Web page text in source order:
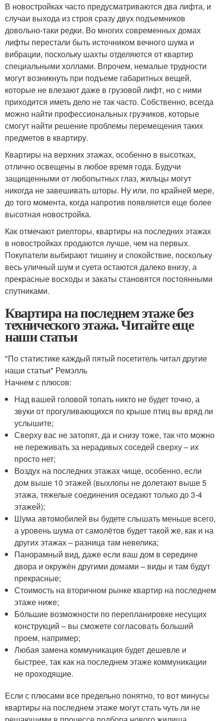
В новостройках часто предусматриваются два лифта, и
случаи выхода из строя сразу двух подъемников
довольно-таки редки. Во многих современных домах
лифты перестали быть источником вечного шума и
вибрации, поскольку шахты отделяются от квартир
специальными холлами. Впрочем, немалые трудности
могут возникнуть при подъеме габаритных вещей,
которые не влезают даже в грузовой лифт, но с ними
приходится иметь дело не так часто. Собственно, всегда
можно найти профессиональных грузчиков, которые
смогут найти решение проблемы перемещения таких
предметов в квартиру.
Квартиры на верхних этажах, особенно в высотках,
отлично освещены в любое время года. Будучи
защищенными от любопытных глаз, жильцы могут
никогда не завешивать шторы. Ну или, по крайней мере,
до того момента, когда напротив появляется еще более
высотная новостройка.
Как отмечают риелторы, квартиры на последних этажах
в новостройках продаются лучше, чем на первых.
Покупатели выбирают тишину и спокойствие, поскольку
весь уличный шум и суета остаются далеко внизу, а
прекрасные восходы и закаты становятся постоянными
спутниками.
Квартира на последнем этаже без
технического этажа. Читайте еще
наши статьи
"По статистике каждый пятый посетитель читал другие
наши статьи" Ремэлль
Начнем с плюсов:
Над вашей головой топать никто не будет точно, а
звуки от прогуливающихся по крыше птиц вы вряд ли
услышите;
Сверху вас не затопят, да и снизу тоже, так что можно
не переживать за нерадивых соседей сверху – их
просто нет;
Воздух на последних этажах чище, особенно, если
дом выше 10 этажей (выхлопы не долетают выше 5
этажа, тяжелые соединения оседают только до 3-4
этажей);
Шума автомобилей вы будете слышать меньше всего,
а уровень шума от самолётов будет такой же, как и на
других этажах – разница там невелика;
Панорамный вид, даже если ваш дом в середине
двора и окружён другими домами – виды и там будут
прекрасные;
Стоимость на вторичном рынке квартир на последнем
этаже ниже;
Бо́льшие возможности по перепланировке несущих
конструкций – вы сможете согласовать больший
проем, например;
Любая замена коммуникация будет дешевле и
быстрее, так как на последнем этаже коммуникации
не проходящие.
Если с плюсами все предельно понятно, то вот минусы
квартиры на последнем этаже могут стать чуть ли не